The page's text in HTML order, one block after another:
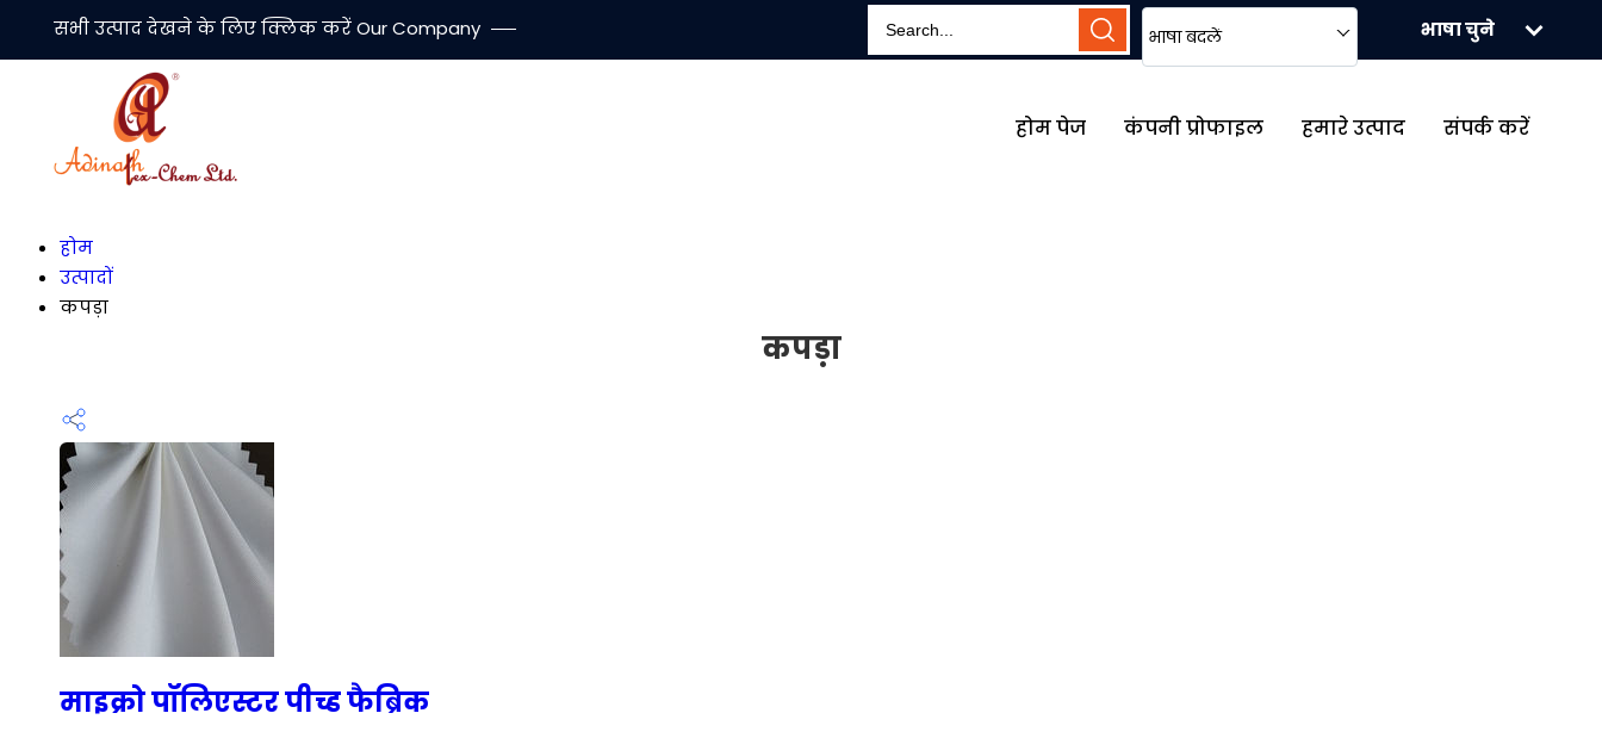
सभी उत्पाद देखने के लिए क्लिक करें Our Company भाषा बदलें भाषा चुने
होम पेज कंपनी प्रोफाइल हमारे उत्पाद संपर्क करें
होम
उत्पादों
कपड़ा
कपड़ा
माइक्रो पॉलिएस्टर पीच्ड फैब्रिक